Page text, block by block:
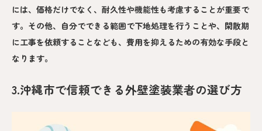
には、価格だけでなく、耐久性や機能性も考慮することが重要で
す。その他、自分でできる範囲で下地処理を行うことや、閑散期
に工事を依頼することなども、費用を抑えるための有効な手段と
なります。
3.沖縄市で信頼できる外壁塗装業者の選び方